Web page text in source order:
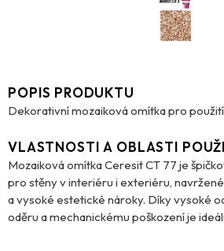
POPIS PRODUKTU
Dekorativní mozaiková omítka pro
VLASTNOSTI A OBLASTI
Mozaiková omítka Ceresit CT 77 je
pro stěny v interiéru i exteriéru,
a vysoké estetické nároky. Díky vysoké
oděru a mechanickému poškození je
zvýšeným zatížením – ať už se jedná o